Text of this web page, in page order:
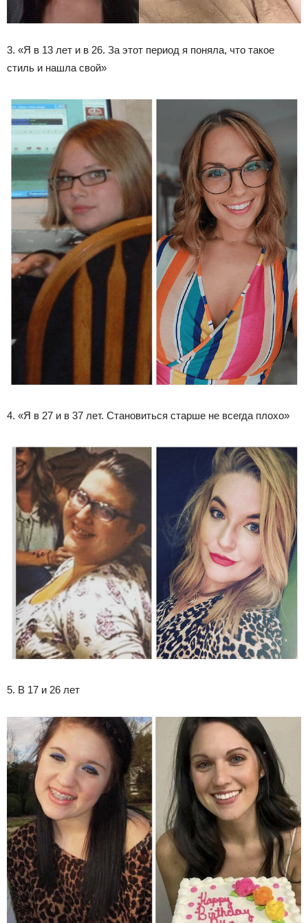
3. «Я в 13 лет и в 26. За этот период я поняла, что такое
стиль и нашла свой»
4. «Я в 27 и в 37 лет. Становиться старше не всегда плохо»
5. В 17 и 26 лет